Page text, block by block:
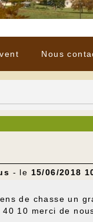
Nous
- le 15/06/2018
de chasse un
40 10 merci de